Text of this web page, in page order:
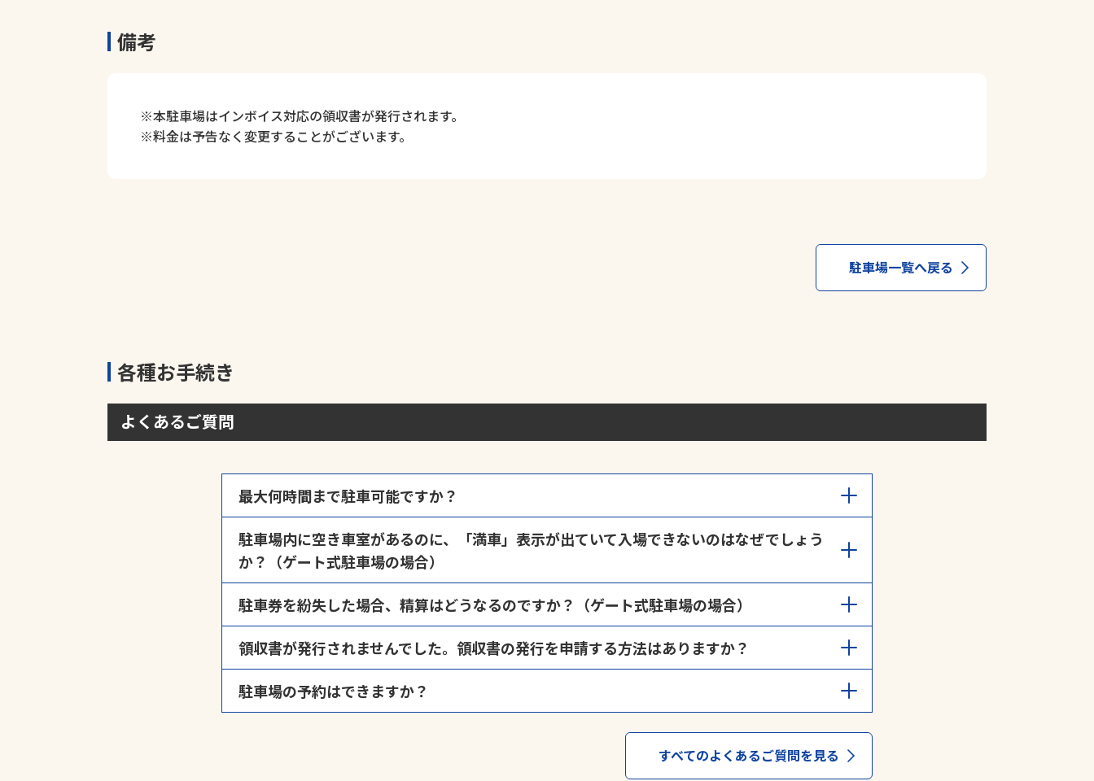
備考
※本駐車場はインボイス対応の領収書が発行されます。
※料金は予告なく変更することがございます。
駐車場一覧へ戻る
各種お手続き
よくあるご質問
最大何時間まで駐車可能ですか？
駐車場の封鎖など運営状況が変化することがございますので、原則として入庫から最長48時間までとなっておりま
す。ご利用時間が入庫から48時間を超えることが想定される場合は、入庫時に「
」よりご連絡くださ
い。
駐車場内に空き車室があるのに、「満車」表示が出ていて入場できないのはなぜでしょう
か？（ゲート式駐車場の場合）
ゲート管理の駐車場では、時間貸しと月極が併用されている場合がございます。この場合の空き車室は、月極契約者
駐車券を紛失した場合、精算はどうなるのですか？（ゲート式駐車場の場合）
出口精算機にて「駐車券紛失」ボタンを押下し、表示された料金をお支払いのうえ出庫ください。
領収書が発行されませんでした。領収書の発行を申請する方法はありますか？
用紙切れによりご迷惑をおかけしました。領収書の再発行は、
から申請することができます。
※上記以外（月極駐車場・予約制駐車場等）ではご利用いただくことはできません。
※領収書の受け取り方法は、➀WEB発行（メール）➁郵送のどちらかになります。
駐車場の予約はできますか？
駐車場によっては予約可能な場合もございます。詳しくは当社駐車場予約サービス「よやくる
」からご確認くださ
すべてのよくあるご質問を見る